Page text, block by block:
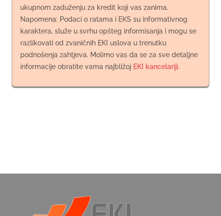
ukupnom zaduženju za kredit koji vas zanima.
Napomena: Podaci o ratama i EKS su informativnog
karaktera, služe u svrhu opšteg informisanja i mogu se
razlikovati od zvaničnih EKI uslova u trenutku
podnošenja zahtjeva. Molimo vas da se za sve detaljne
informacije obratite vama najbližoj EKI kancelariji.